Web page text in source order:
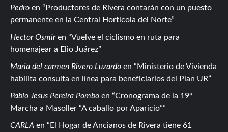
Pedro en
Productores de Rivera contarán con un puesto
permanente en la Central Hortícola del Norte
Hector Osmiren
Vuelve el ciclismo en ruta para
homenajear a Elio Juárez
Maria del carmen Rivero Luzardo en
Ministerio de Vivienda
habilita consulta en línea para beneficiarios del Plan UR
Pablo Jesus Pereira Pombo en
Cronograma de la 19ª
Marcha a Masoller “A caballo por Aparicio”
CARLA en
El Hogar de Ancianos de Rivera tiene 61